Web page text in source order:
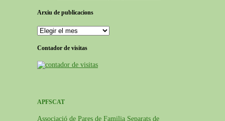
Arxiu de publicacions
Contador de visitas
APFSCAT
Associació de Pares de Familia Separats de